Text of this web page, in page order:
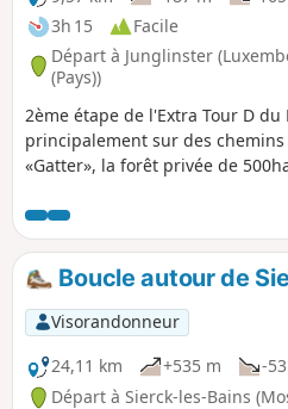
3h 15
Facile
Départ à Junglinster
(Pays))
2ème étape de l'Extra Tour D
principalement sur des
«Gatter», la forêt privée de
Bourglinster sera votre point final.
Boucle autour de
Visorandonneur
24,11 km
+535 m -
Départ à Sierck-les-Bains